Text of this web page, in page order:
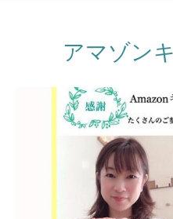
アマゾン